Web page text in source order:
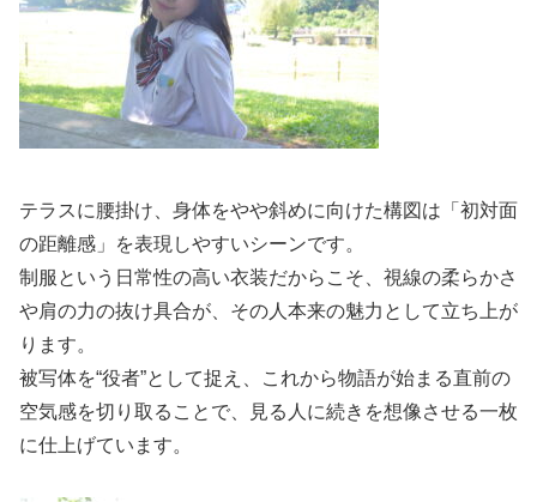
テラスに腰掛け、身体をやや斜めに向けた構図は「初対面
の距離感」を表現しやすいシーンです。
制服という日常性の高い衣装だからこそ、視線の柔らかさ
や肩の力の抜け具合が、その人本来の魅力として立ち上が
ります。
被写体を“役者”として捉え、これから物語が始まる直前の
空気感を切り取ることで、見る人に続きを想像させる一枚
に仕上げています。